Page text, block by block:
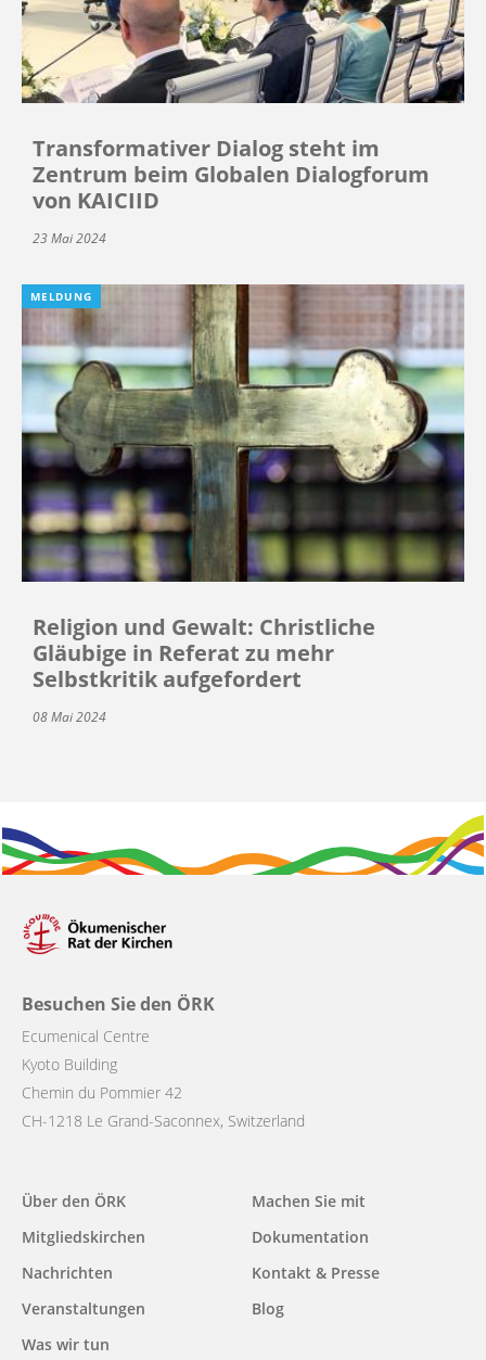
Transformativer Dialog steht im
Zentrum beim Globalen Dialogforum
von KAICIID
23 Mai 2024
MELDUNG
Religion und Gewalt: Christliche
Gläubige in Referat zu mehr
Selbstkritik aufgefordert
08 Mai 2024
Besuchen Sie den ÖRK
Ecumenical Centre
Kyoto Building
Chemin du Pommier 42
CH-1218 Le Grand-Saconnex, Switzerland
Main
navigation
Über den ÖRK
Mitgliedskirchen
Nachrichten
Veranstaltungen
Was wir tun
Machen Sie mit
Dokumentation
Kontakt & Presse
Blog